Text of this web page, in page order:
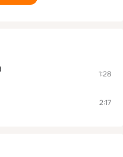
1:28
2:17